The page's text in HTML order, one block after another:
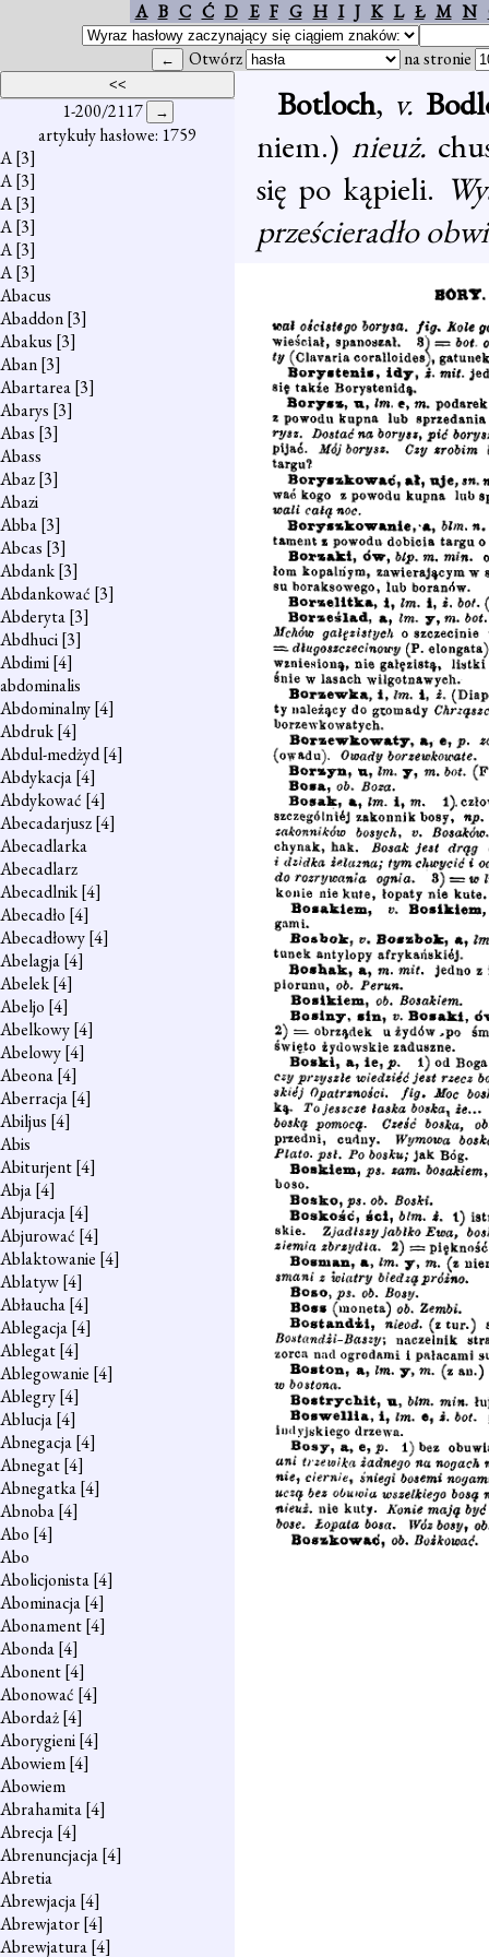
A B C Ć D E F G H I J K L Ł M N
Otwórz na stronie
1-200/2117
artykuły hasłowe: 1759
A[3]
A[3]
A[3]
A[3]
A[3]
A[3]
Abacus
Abaddon[3]
Abakus [3]
Aban[3]
Abartarea[3]
Abarys [3]
Abas [3]
Abass
Abaz[3]
Abazi
Abba[3]
Abcas [3]
Abdank[3]
Abdankować [3]
Abderyta[3]
Abdhuci[3]
Abdimi[4]
abdominalis
Abdominalny[4]
Abdruk[4]
Abdul-medżyd[4]
Abdykacja[4]
Abdykować [4]
Abecadarjusz[4]
Abecadlarka
Abecadlarz
Abecadlnik[4]
Abecadło [4]
Abecadłowy[4]
Abelagja[4]
Abelek[4]
Abeljo [4]
Abelkowy[4]
Abelowy[4]
Abeona[4]
Aberracja[4]
Abiljus [4]
Abis
Abiturjent[4]
Abja[4]
Abjuracja[4]
Abjurować [4]
Ablaktowanie [4]
Ablatyw[4]
Abłaucha[4]
Ablegacja[4]
Ablegat[4]
Ablegowanie [4]
Ablegry[4]
Ablucja[4]
Abnegacja[4]
Abnegat[4]
Abnegatka[4]
Abnoba[4]
Abo [4]
Abo
Abolicjonista[4]
Abominacja[4]
Abonament[4]
Abonda[4]
Abonent[4]
Abonować [4]
Abordaż[4]
Aborygieni[4]
Abowiem[4]
Abowiem
Abrahamita[4]
Abrecja[4]
Abrenuncjacja[4]
Abretia
Abrewjacja[4]
Abrewjator[4]
Abrewjatura[4]
Botloch, v.
niem.) nieuż.
się po kąpieli.
prześcieradło